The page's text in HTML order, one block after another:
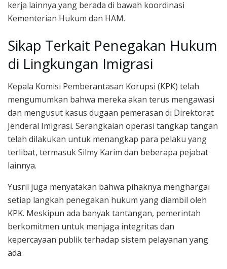
kerja lainnya yang berada di bawah koordinasi
Kementerian Hukum dan HAM.
Sikap Terkait Penegakan Hukum
di Lingkungan Imigrasi
Kepala Komisi Pemberantasan Korupsi (KPK) telah
mengumumkan bahwa mereka akan terus mengawasi
dan mengusut kasus dugaan pemerasan di Direktorat
Jenderal Imigrasi. Serangkaian operasi tangkap tangan
telah dilakukan untuk menangkap para pelaku yang
terlibat, termasuk Silmy Karim dan beberapa pejabat
lainnya.
Yusril juga menyatakan bahwa pihaknya menghargai
setiap langkah penegakan hukum yang diambil oleh
KPK. Meskipun ada banyak tantangan, pemerintah
berkomitmen untuk menjaga integritas dan
kepercayaan publik terhadap sistem pelayanan yang
ada.